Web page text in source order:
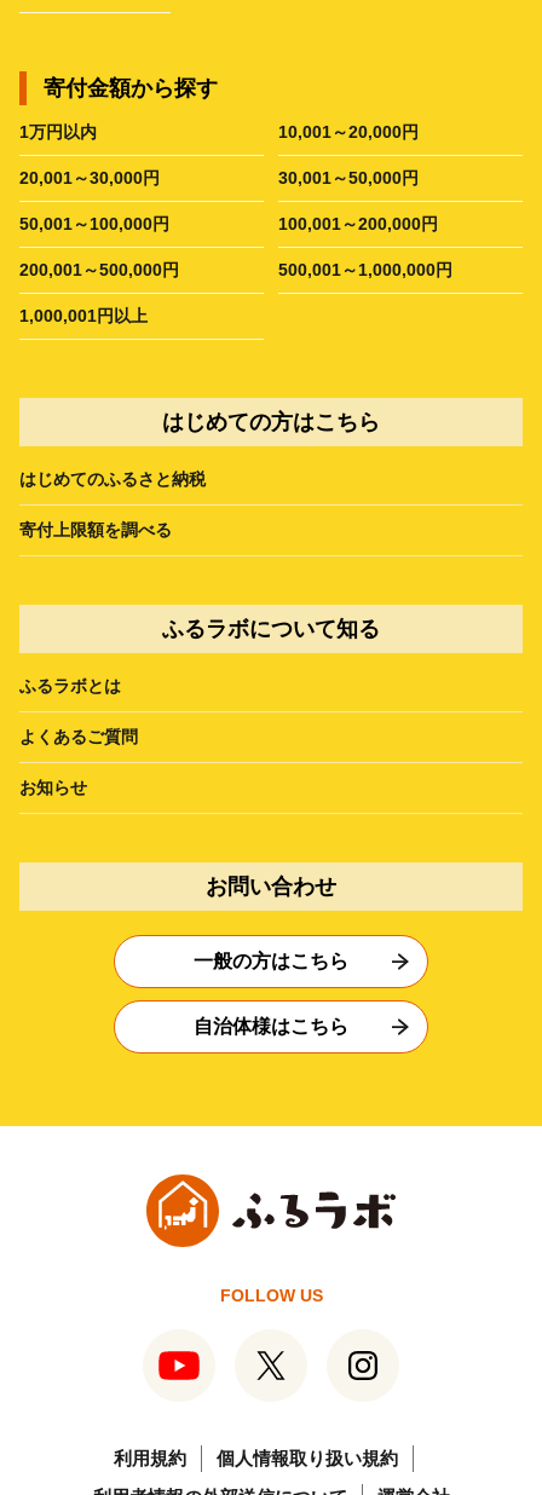
寄付金額から探す
1万円以内 10,001～20,000円
20,001～30,000円 30,001～50,000円
50,001～100,000円 100,001～200,000円
200,001～500,000円 500,001～1,000,000円
1,000,001円以上
はじめての方はこちら
はじめてのふるさと納税
寄付上限額を調べる
ふるラボについて知る
ふるラボとは
よくあるご質問
お知らせ
お問い合わせ
一般の方はこちら
自治体様はこちら
FOLLOW US
利用規約
個人情報取り扱い規約